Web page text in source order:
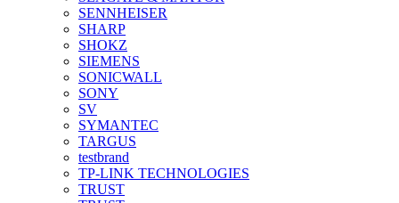
SENNHEISER
SHARP
SHOKZ
SIEMENS
SONICWALL
SONY
SV
SYMANTEC
TARGUS
testbrand
TP-LINK TECHNOLOGIES
TRUST